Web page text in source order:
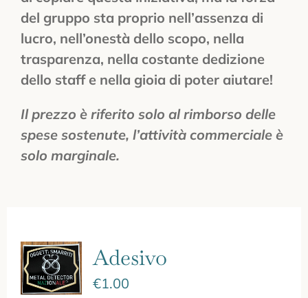
del gruppo sta proprio nell’assenza di
lucro, nell’onestà dello scopo, nella
trasparenza, nella costante dedizione
dello staff e nella gioia di poter aiutare!
Il prezzo è riferito solo al rimborso delle
spese sostenute, l’attività commerciale è
solo marginale.
Adesivo
€1.00